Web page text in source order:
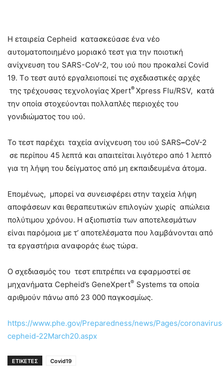
Η εταιρεία Cepheid κατασκεύασε ένα νέο
αυτοματοποιημένο μοριακό τεστ για την ποιοτική
ανίχνευση του SARS-CoV-2, του ιού που προκαλεί Covid
19. Tο τεστ αυτό εργαλειοποιεί τις σχεδιαστικές αρχές
της τρέχουσας τεχνολογίας Xpert® Xpress Flu/RSV, κατά
την οποία στοχεύονται πολλαπλές περιοχές του
γονιδιώματος του ιού.
Το τεστ παρέχει ταχεία ανίχνευση του ιού SARS–CoV-2
σε περίπου 45 λεπτά και απαιτείται λιγότερο από 1 λεπτό
για τη λήψη του δείγματος από μη εκπαιδευμένα άτομα.
Επομένως, μπορεί να συνεισφέρει στην ταχεία λήψη
αποφάσεων και θεραπευτικών επιλογών χωρίς απώλεια
πολύτιμου χρόνου. Η αξιοπιστία των αποτελεσμάτων
είναι παρόμοια με τ’ αποτελέσματα που λαμβάνονται από
τα εργαστήρια αναφοράς έως τώρα.
Ο σχεδιασμός του τεστ επιτρέπει να εφαρμοστεί σε
μηχανήματα Cepheid’s GeneXpert® Systems τα οποία
αριθμούν πάνω από 23 000 παγκοσμίως.
https://www.phe.gov/Preparedness/news/Pages/
cepheid-22March20.aspx
ΕΤΙΚΕΤΕΣ Covid19